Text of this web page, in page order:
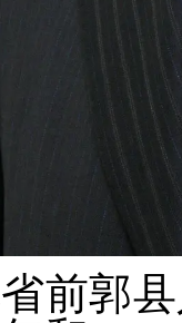
前郭